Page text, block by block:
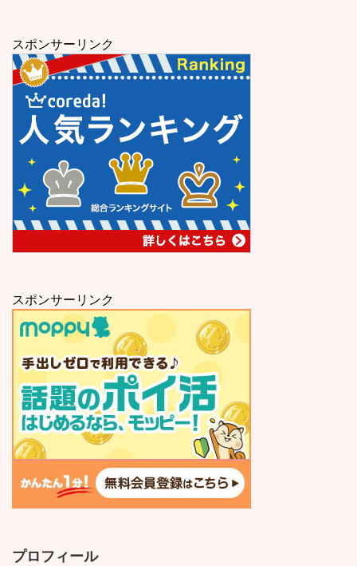
スポンサーリンク
スポンサーリンク
プロフィール